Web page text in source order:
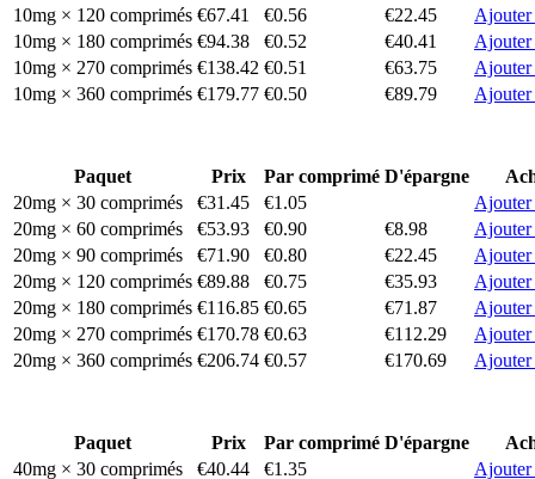
10mg × 120 comprimés €67.41 €0.56 €22.45
Ajouter
10mg × 180 comprimés €94.38 €0.52 €40.41
Ajouter
10mg × 270 comprimés €138.42 €0.51 €63.75
Ajouter
10mg × 360 comprimés €179.77 €0.50 €89.79 Ajouter
Paquet Prix Par comprimé D'épargne
20mg × 30 comprimés
€31.45 €1.05
Ajouter
20mg × 60 comprimés
€53.93 €0.90 €8.98
Ajouter
20mg × 90 comprimés
€71.90 €0.80 €22.45
Ajouter
20mg × 120 comprimés €89.88 €0.75 €35.93
Ajouter
20mg × 180 comprimés €116.85 €0.65 €71.87
Ajouter
20mg × 270 comprimés €170.78 €0.63 €112.29
Ajouter
20mg × 360 comprimés €206.74 €0.57 €170.69 Ajouter
Paquet Prix Par comprimé D'épargne
40mg × 30 comprimés
€40.44 €1.35 Ajouter